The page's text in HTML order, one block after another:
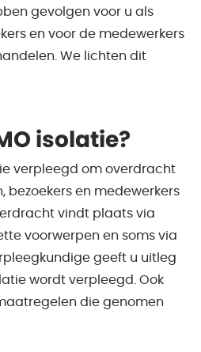
gevolgen voor u als
en voor de medewerkers
We lichten dit
isolatie?
verpleegd om overdracht
bezoekers en medewerkers
vindt plaats via
voorwerpen en soms via
geeft u uitleg
wordt verpleegd. Ook
die genomen